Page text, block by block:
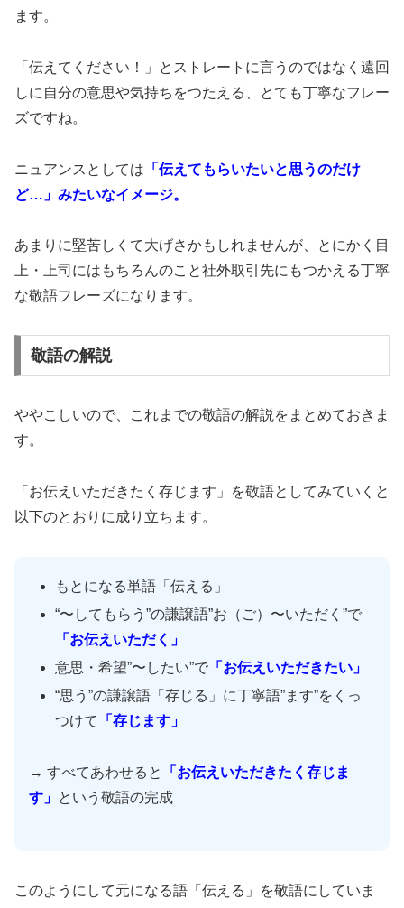
ます。
「伝えてください！」とストレートに言うのではなく遠回
しに自分の意思や気持ちをつたえる、とても丁寧なフレー
ズですね。
ニュアンスとしては 「伝えてもらいたいと思うのだけ
ど…」みたいなイメージ。
あまりに堅苦しくて大げさかもしれませんが、とにかく目
上・上司にはもちろんのこと社外取引先にもつかえる丁寧
な敬語フレーズになります。
敬語の解説
ややこしいので、これまでの敬語の解説をまとめておきま
す。
「お伝えいただきたく存じます」を敬語としてみていくと
以下のとおりに成り立ちます。
もとになる単語「伝える」
“〜してもらう”の謙譲語”お（ご）〜いただく”で
「お伝えいただく」
意思・希望”〜したい”で 「お伝えいただきたい」
“思う”の謙譲語「存じる」に丁寧語”ます”をくっ
つけて
「存じます」
→ すべてあわせると
「お伝えいただきたく存じま
す」 という敬語の完成
このようにして元になる語「伝える」を敬語にしていま